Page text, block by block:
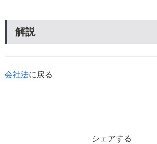
解説
会社法に戻る
シェアする